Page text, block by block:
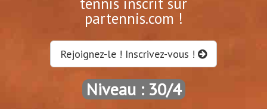
partennis.com !
Rejoignez-le ! Inscrivez-vous !
Niveau : 30/4